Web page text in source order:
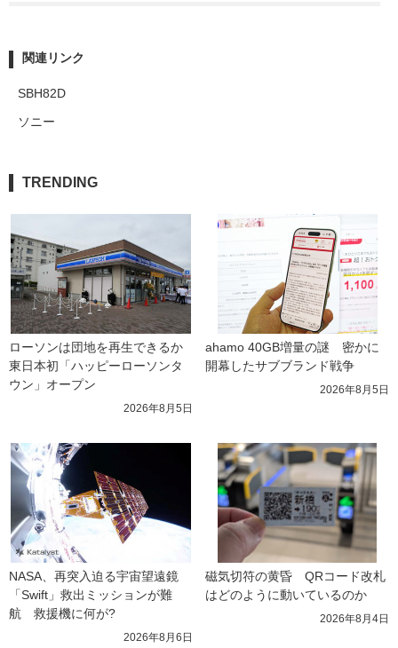
関連リンク
SBH82D
ソニー
TRENDING
ローソンは団地を再生できるか
東日本初「ハッピーローソンタ
ウン」オープン
2026年8月5日
ahamo 40GB増量の謎　密かに
開幕したサブブランド戦争
2026年8月5日
NASA、再突入迫る宇宙望遠鏡
「Swift」救出ミッションが難
航　救援機に何が?
2026年8月6日
磁気切符の黄昏　QRコード改札
はどのように動いているのか
2026年8月4日